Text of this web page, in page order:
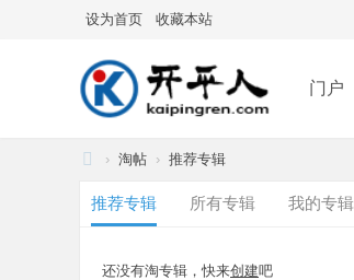
设为首页 收藏本站
门户
平
› 淘帖 › 推荐专辑
推荐专辑 所有专辑 我的专辑
还没有淘专辑，快来创建吧